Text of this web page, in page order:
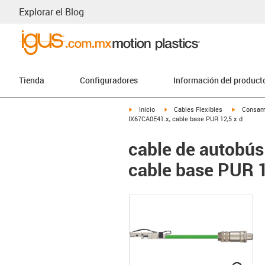
Explorar el Blog
Tienda Configuradores Información del
igus-icon-arrow-right
Inicio igus-icon-arrow-right
Cables Flexibles igus-
IX67CA0E41.x, cable base PUR 12,5 x d
cable de
cable base PUR